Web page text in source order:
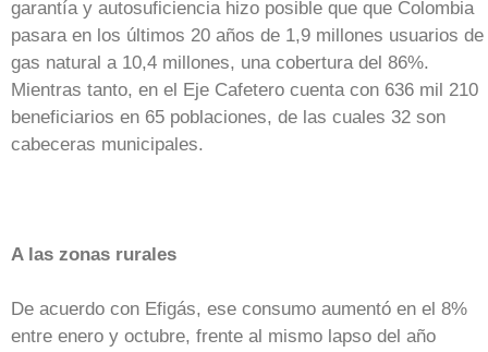
garantía y autosuficiencia hizo posible que que Colombia
pasara en los últimos 20 años de 1,9 millones usuarios de
gas natural a 10,4 millones, una cobertura del 86%.
Mientras tanto, en el Eje Cafetero cuenta con 636 mil 210
beneficiarios en 65 poblaciones, de las cuales 32 son
cabeceras municipales.
A las zonas rurales
De acuerdo con Efigás, ese consumo aumentó en el 8%
entre enero y octubre, frente al mismo lapso del año